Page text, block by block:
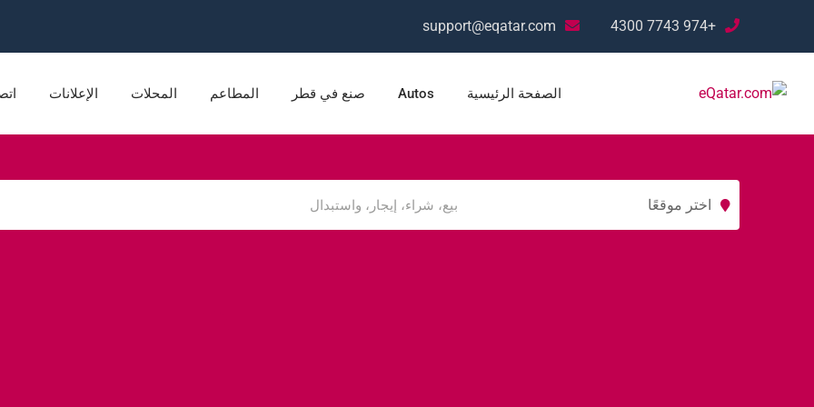
+974 7743 4300
support@eqatar.com
الصفحة الرئيسية Autos صنع في قطر المطاعم المحلات الإعلانات
اختر موقعًا